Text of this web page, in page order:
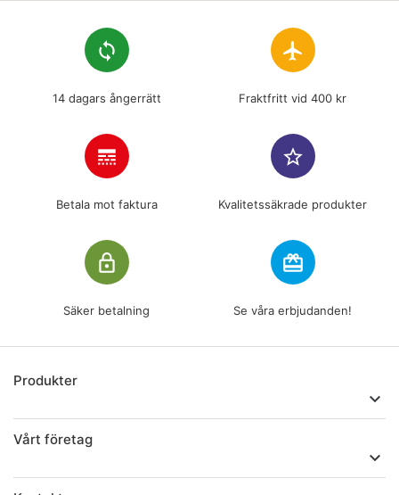
loop
14 dagars ångerrätt
flight
Fraktfritt vid 400 kr
line_style
Betala mot faktura
star_border
Kvalitetssäkrade produkter
lock_outline
Säker betalning
redeem
Se våra erbjudanden!
Produkter

Vårt företag
